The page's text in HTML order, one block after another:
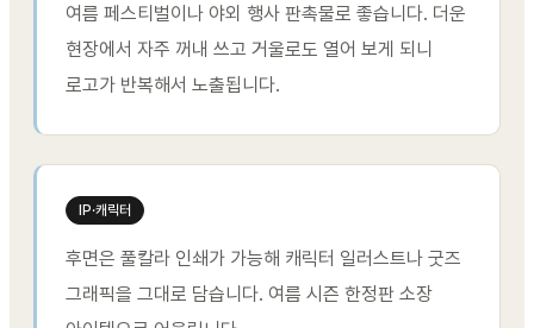
여름 페스티벌이나 야외 행사 판촉물로 좋습니다. 더운
현장에서 자주 꺼내 쓰고 거울로도 열어 보게 되니
로고가 반복해서 노출됩니다.
IP·캐릭터
후면은 풀칼라 인쇄가 가능해 캐릭터 일러스트나 굿즈
그래픽을 그대로 담습니다. 여름 시즌 한정판 소장